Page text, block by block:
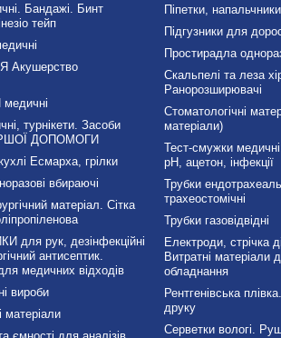
Бандажі. Бинт
тейп
Акушерство
турнікети. Засоби
ДОПОМОГИ
Есмарха, грілки
вбираючі
матеріал. Сітка
для рук, дезінфекційні
антисептик.
медичних відходів
вироби
матеріали
Піпетки,
Підгузники для
Простирадла
Скальпелі та леза
Ранорозширювачі
Стоматологічні
матеріали)
Тест-смужки медичні:
рН, ацетон, інфекції
Трубки
трахеостомічні
Трубки газовідвідні
Електроди, стрічка
Витратні матеріали
обладнання
Рентгенівська
друку
Серветки вологі.